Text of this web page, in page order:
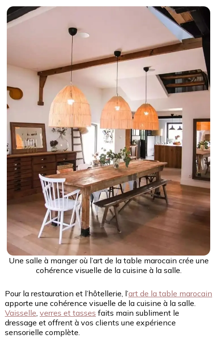
Une salle à manger où l’art de la table marocain crée une
cohérence visuelle de la cuisine à la salle.
Pour la restauration et l’hôtellerie, l’art de la table marocain
apporte une cohérence visuelle de la cuisine à la salle.
Vaisselle, verres et tasses faits main subliment le
dressage et offrent à vos clients une expérience
sensorielle complète.